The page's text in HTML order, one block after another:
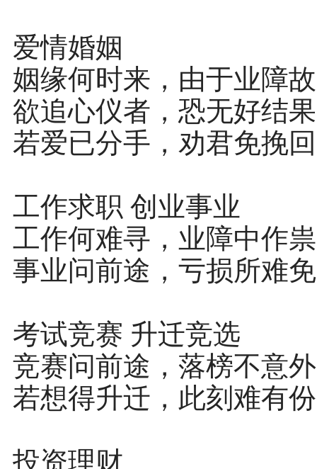
爱情婚姻
姻缘何时来，由于业障
欲追心仪者，恐无好结
若爱已分手，劝君免挽
工作求职 创业事业
工作何难寻，业障中作
事业问前途，亏损所难
考试竞赛 升迁竞选
竞赛问前途，落榜不意
若想得升迁，此刻难有
投资理财